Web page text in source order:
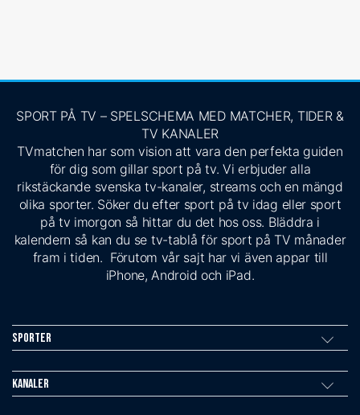
SPORT PÅ TV – SPELSCHEMA MED MATCHER, TIDER &
TV KANALER
TVmatchen har som vision att vara den perfekta guiden
för dig som gillar sport på tv. Vi erbjuder alla
rikstäckande svenska tv-kanaler, streams och en mängd
olika sporter. Söker du efter sport på tv idag eller sport
på tv imorgon så hittar du det hos oss. Bläddra i
kalendern så kan du se tv-tablå för sport på TV månader
fram i tiden. Förutom vår sajt har vi även appar till
iPhone, Android och iPad.
Sporter
Kanaler